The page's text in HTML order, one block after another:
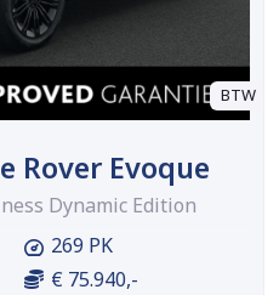
BTW
Rover Evoque
Dynamic Edition
269 PK
€ 75.940,-